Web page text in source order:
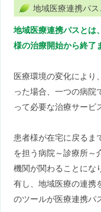
地域医療連携パス
地域医療連携パスとは
様の治療開始から終了
医療環境の変化により
った場合、一つの病院
って必要な治療サービ
患者様が在宅に戻るま
を担う病院～診療所～
機関が関わることにな
有し、地域医療の連携
のツールが医療連携パ